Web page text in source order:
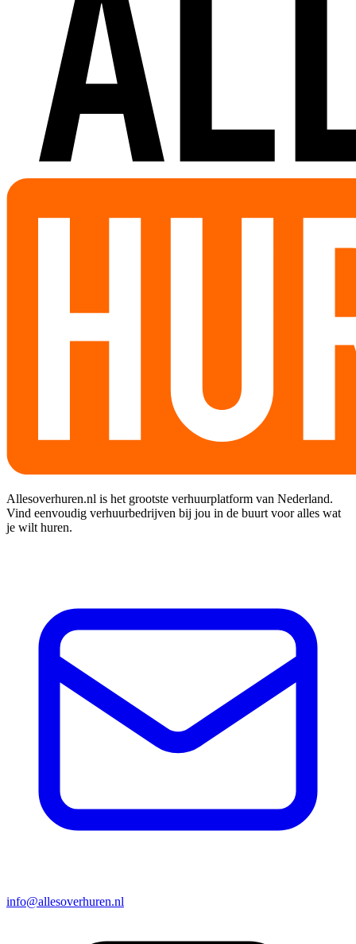
Allesoverhuren.nl is het grootste verhuurplatform van Nederland.
Vind eenvoudig verhuurbedrijven bij jou in de buurt voor alles wat
je wilt huren.
info@allesoverhuren.nl